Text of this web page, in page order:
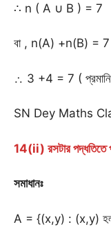
∴ n ( A ∪ B ) = 7
বা , n(A) +n(B) =
∴ 3 +4 = 7 (
SN Dey Maths
14(ii) রসটার পদ্ধতিতে
সমাধানঃ
A = {(x,y) : (x,y) হল